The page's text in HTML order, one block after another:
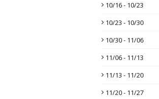
10/16 - 10/23
10/23 - 10/30
10/30 - 11/06
11/06 - 11/13
11/13 - 11/20
11/20 - 11/27